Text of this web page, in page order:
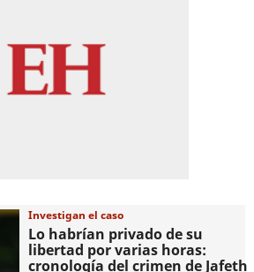
Investigan el caso
Lo habrían privado de su
libertad por varias horas:
cronología del crimen de Jafeth